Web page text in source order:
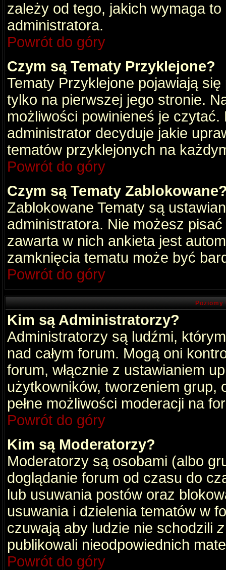
zależy od tego, jakich wymaga
administratora.
Powrót do góry
Czym są Tematy Przyklejone?
Tematy Przyklejone pojawiają
tylko na pierwszej jego stronie.
możliwości powinieneś je czytać.
administrator decyduje jakie
tematów przyklejonych na
Powrót do góry
Czym są Tematy
Zablokowane Tematy są
administratora. Nie możesz
zawarta w nich ankieta jest
zamknięcia tematu może być
Powrót do góry
Kim są Administratorzy?
Administratorzy są ludźmi,
nad całym forum. Mogą oni
forum, włącznie z ustawianiem
użytkowników, tworzeniem grup,
pełne możliwości moderacji na
Powrót do góry
Kim są Moderatorzy?
Moderatorzy są osobami (albo
doglądanie forum od czasu do
lub usuwania postów oraz
usuwania i dzielenia tematów w
czuwają aby ludzie nie schodzili
publikowali nieodpowiednich
Powrót do góry